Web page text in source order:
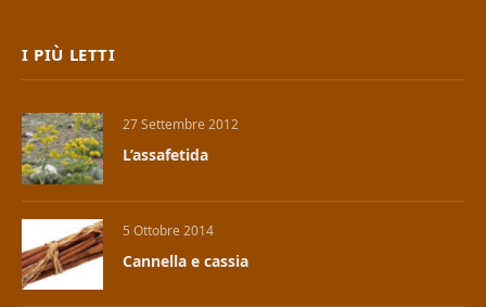
I PIÙ LETTI
27 Settembre 2012
L’assafetida
5 Ottobre 2014
Cannella e cassia